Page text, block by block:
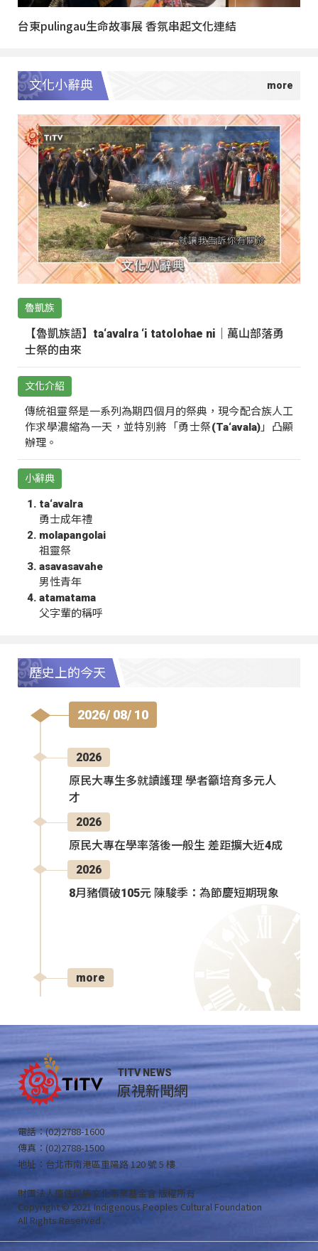
台東pulingau生命故事展 香氛串起文化連結
文化小辭典
魯凱族
【魯凱族語】ta‘avalra ‘i tatolohae ni｜萬山部落勇
士祭的由來
文化介紹
傳統祖靈祭是一系列為期四個月的祭典，現今配合族人工
作求學濃縮為一天，並特別將「勇士祭(Ta‘avala)」凸顯
辦理。
小辭典
ta‘avalra
勇士成年禮
molapangolai
祖靈祭
asavasavahe
男性青年
atamatama
父字輩的稱呼
歷史上的今天
2026/ 08/ 10
2026
原民大專生多就讀護理 學者籲培育多元人
才
2026
原民大專在學率落後一般生 差距擴大近4成
2026
8月豬價破105元 陳駿季：為節慶短期現象
more
TITV NEWS
原視新聞網
電話：(02)2788-1600
傳真：(02)2788-1500
地址：台北市南港區重陽路 120 號 5 樓
財團法人原住民族文化事業基金會 版權所有
Copyright © 2021 Indigenous Peoples Cultural Foundation
All Rights Reserved .